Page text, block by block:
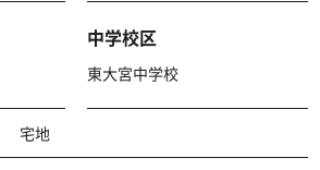
中学校区
東大宮中学校
宅地